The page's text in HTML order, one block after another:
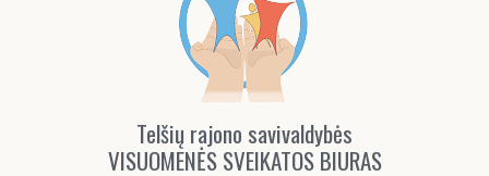
Telšių rajono savivaldybės
VISUOMENĖS SVEIKATOS BIURAS